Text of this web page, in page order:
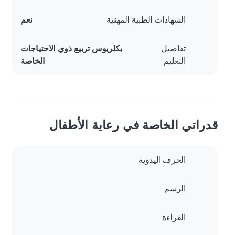
الشهادات الطبية المهنية نعم
تفاصيل
التعليم
بكلريوس تربيع ذوي الاحتياجات
الخاصة
قدراتي الخاصة في رعاية الأطفال
الحرف اليدوية
الرسم
القراءة